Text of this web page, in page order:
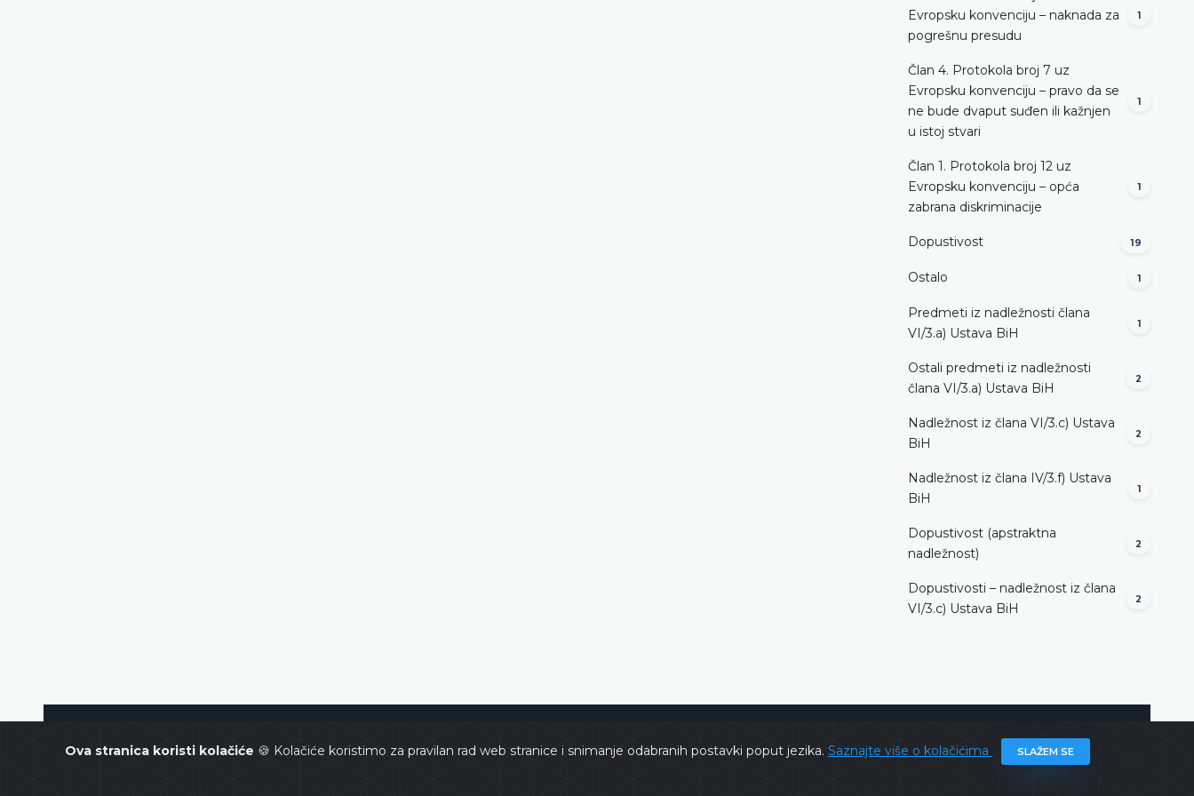
Ova stranica koristi kolačiće 🍪 Kolačiće koristimo za pravilan rad web stranice i snimanje odabranih postavki poput jezika. Saznajte više o kolačićima SLAŽEM SE
Evropsku konvenciju – naknada za
pogrešnu presudu
1
Član 4. Protokola broj 7 uz
Evropsku konvenciju – pravo da se
ne bude dvaput suđen ili kažnjen
u istoj stvari
1
Član 1. Protokola broj 12 uz
Evropsku konvenciju – opća
zabrana diskriminacije
1
Dopustivost 19
Ostalo 1
Predmeti iz nadležnosti člana
VI/3.а) Ustava BiH
1
Ostali predmeti iz nadležnosti
člana VI/3.а) Ustava BiH
2
Nadležnost iz člana VI/3.c) Ustava
BiH
2
Nadležnost iz člana IV/3.f) Ustava
BiH
1
Dopustivost (apstraktna
nadležnost)
2
Dopustivosti – nadležnost iz člana
VI/3.c) Ustava BiH
2
Ustavni sud Bosne i Hercegovine Copyrights @ 2026Ustavni sud BiHSva prava zadržana.